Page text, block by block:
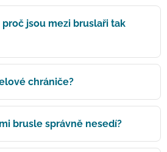
proč jsou mezi bruslaři tak
chrániče?
brusle správně nesedí?